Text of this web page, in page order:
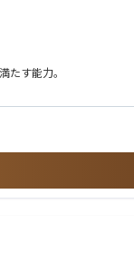
す能力。
ョン能力。部門横断